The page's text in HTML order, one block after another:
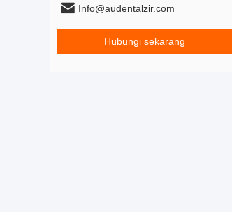
Info@audentalzir.com
Hubungi sekarang